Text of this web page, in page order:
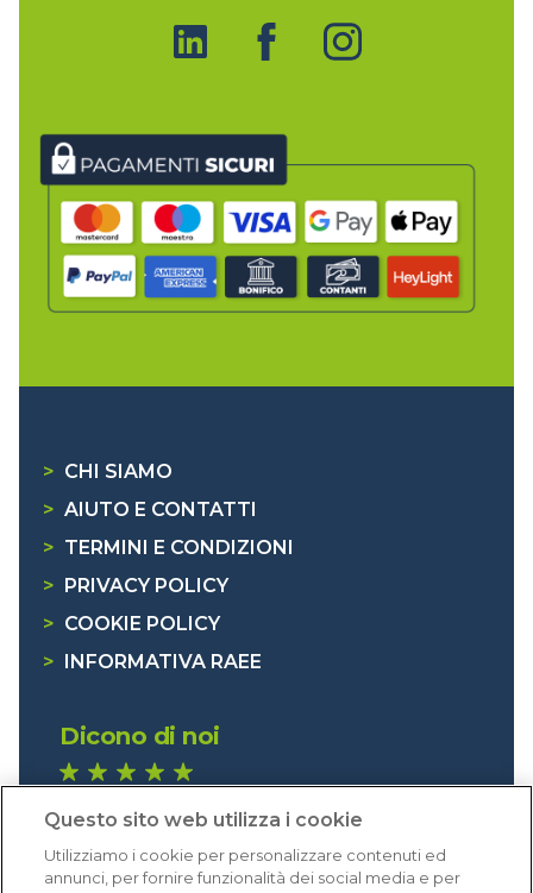
> CHI SIAMO
> AIUTO E CONTATTI
> TERMINI E CONDIZIONI
>
PRIVACY POLICY
> COOKIE POLICY
>
INFORMATIVA RAEE
Dicono di noi
Eccellente (4,8)
Acquisti verificati
Questo sito web utilizza i cookie
Utilizziamo i cookie per personalizzare contenuti ed
annunci, per fornire funzionalità dei social media e per